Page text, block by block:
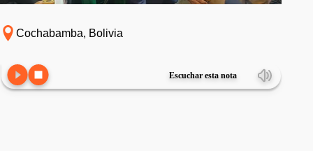
Cochabamba, Bolivia
Escuchar esta nota